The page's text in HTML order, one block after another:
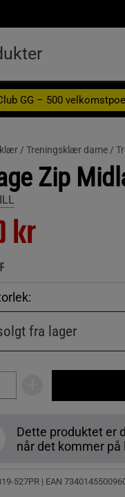
GG – 500
/ Treningsklær dame /
Zip
kr
fra lager
Dette produktet er
når det kommer på
527PR | EAN